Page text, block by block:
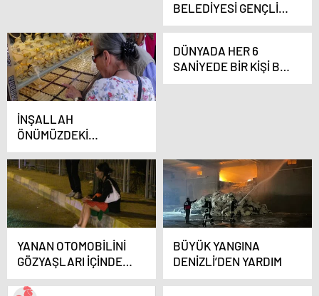
BELEDİYESİ GENÇLİK
FESTİVALİNDE
İNŞALLAH
ÖNÜMÜZDEKİ
GÜNLERDE 20
BİNLERİN ALTINI
GÖRÜRÜZ
DÜNYADA HER 6
SANİYEDE BİR KİŞİ BU
SEBEPTEN HAYATINI
YANAN OTOMOBİLİNİ
GÖZYAŞLARI İÇİNDE
İZLEDİ
BÜYÜK YANGINA
DENİZLİ’DEN YARDIM